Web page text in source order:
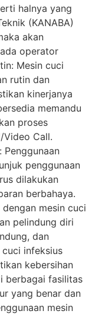
halnya yang
(KANABA)
akan
operator
Mesin cuci
rutin dan
kinerjanya
memandu
proses
Video Call.
Penggunaan
penggunaan
dilakukan
berbahaya.
mesin cuci
pelindung diri
dan
cuci infeksius
kebersihan
berbagai fasilitas
yang benar dan
mesin